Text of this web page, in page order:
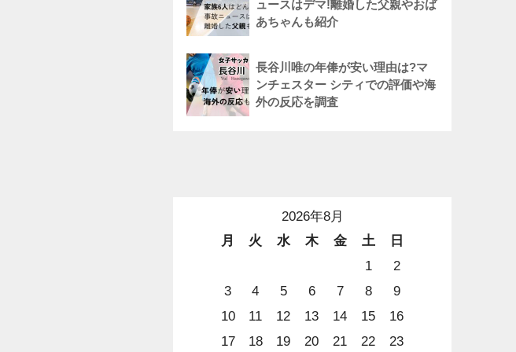
ュースはデマ!離婚した父親やおば
あちゃんも紹介
長谷川唯の年俸が安い理由は?マ
ンチェスター シティでの評価や海
外の反応を調査
2026年8月
月
火 水 木 金 土
日
1
2
3
4 5 6 7 8
9
10
11 12 13 14 15
16
17
18 19 20 21 22 23